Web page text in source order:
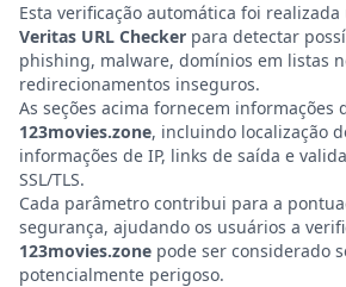
Esta verificação automática foi realizada
Veritas URL Checker para detectar
phishing, malware, domínios em listas
redirecionamentos inseguros.
As seções acima fornecem informações
123movies.zone, incluindo localização
informações de IP, links de saída e
SSL/TLS.
Cada parâmetro contribui para a
segurança, ajudando os usuários a
123movies.zone pode ser considerado
potencialmente perigoso.